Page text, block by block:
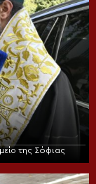
της Σόφιας